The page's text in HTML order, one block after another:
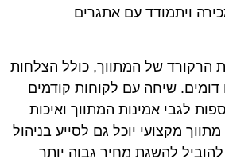
ויתמודד עם אתגרים
הרקורד של המתווך, כולל הצלחות
שיחה עם לקוחות קודמים
לגבי אמינות המתווך ואיכות
מקצועי יוכל גם לסייע בניהול
להשגת מחיר גבוה יותר